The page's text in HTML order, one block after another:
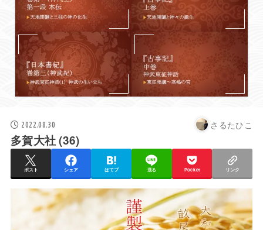
2022.08.30 さるたひこ
多賀大社 (36)
ポスト シェア はてブ 送る Pocket リンク